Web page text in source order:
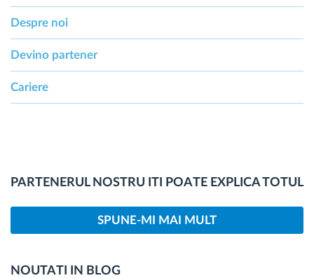
Despre noi
Devino partener
Cariere
PARTENERUL NOSTRU ITI POATE EXPLICA TOTUL
SPUNE-MI MAI MULT
NOUTATI IN BLOG